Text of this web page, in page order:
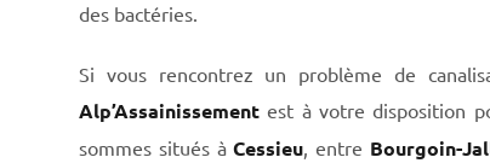
des bactéries.
Si vous rencontrez un problème de
Alp’Assainissement est à votre disposition
sommes situés àCessieu, entre Bourgoin-